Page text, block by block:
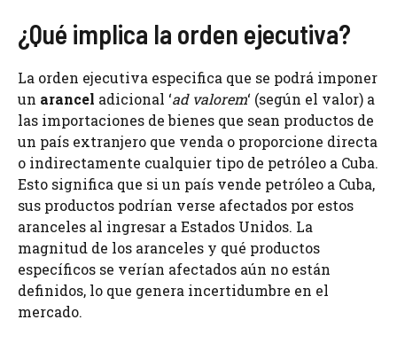
¿Qué implica la orden ejecutiva?
La orden ejecutiva especifica que se podrá imponer
un arancel adicional ‘ad valorem‘ (según el valor) a
las importaciones de bienes que sean productos de
un país extranjero que venda o proporcione directa
o indirectamente cualquier tipo de petróleo a Cuba.
Esto significa que si un país vende petróleo a Cuba,
sus productos podrían verse afectados por estos
aranceles al ingresar a Estados Unidos. La
magnitud de los aranceles y qué productos
específicos se verían afectados aún no están
definidos, lo que genera incertidumbre en el
mercado.